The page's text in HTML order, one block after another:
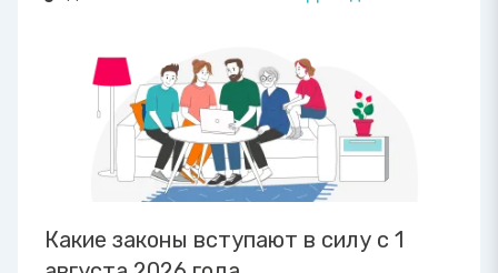
Какие законы вступают в силу с 1